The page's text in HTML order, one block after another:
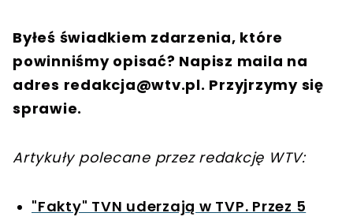
Byłeś świadkiem zdarzenia, które
powinniśmy opisać? Napisz maila na
adres redakcja@wtv.pl. Przyjrzymy się
sprawie.
Artykuły polecane przez redakcję WTV:
"Fakty" TVN uderzają w TVP. Przez 5